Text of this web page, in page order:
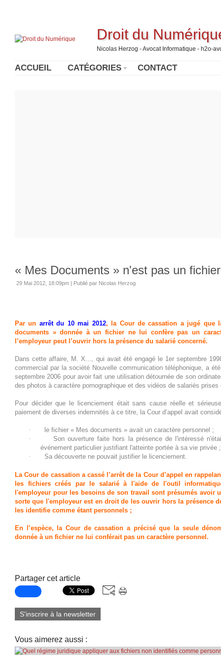
Droit du
Nicolas Herzog - Avocat Informatique - h2o-
ACCUEIL CATÉGORIES CONTACT
« Mes Documents » n'est pas un
29 Mai 2012, 18:09pm | Publié par Nicolas Herzog
Par un arrêt du 10 mai 2012, la Cour de cassation a jugé que
documents » donnée à un fichier ne lui confère pas un
l’employeur peut l’ouvrir hors la présence du salarié concerné.
Dans cette affaire, M. X..., qui avait été engagé le 1er septembre
commercial par la société Nouvelle communication téléphonique, a
septembre 2006 pour avoir fait une utilisation détournée de son
des photos à caractère pornographique et des vidéos de salariés
Pour décider que le licenciement était sans cause réelle et
paiement de diverses indemnités à ce titre, la Cour d’appel avait
·
le fichier « Mes documents » avait un caractère personnel ;
·
Son ouverture faite hors la présence de l'intéressé
événement particulier justifiant l'atteinte portée à sa vie privée ;
·
Sa découverte ne pouvait justifier le licenciement.
La Cour de cassation a cassé l’arrêt de la Cour d’appel en
les fichiers créés par le salarié à l'aide de l'outil
l'employeur pour les besoins de son travail sont présumés avoir
sorte que l'employeur est en droit de les ouvrir hors la présence
les identifie comme étant personnels ;
En l’espèce, la Cour de cassation a précisé que la seule
donnée à un fichier ne lui conférait pas un caractère personnel.
Partager cet article
S'inscrire à la newsletter
Vous aimerez aussi :